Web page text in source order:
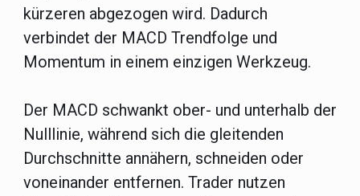
kürzeren abgezogen wird. Dadurch
verbindet der MACD Trendfolge und
Momentum in einem einzigen Werkzeug.
Der MACD schwankt ober- und unterhalb der
Nulllinie, während sich die gleitenden
Durchschnitte annähern, schneiden oder
voneinander entfernen. Trader nutzen